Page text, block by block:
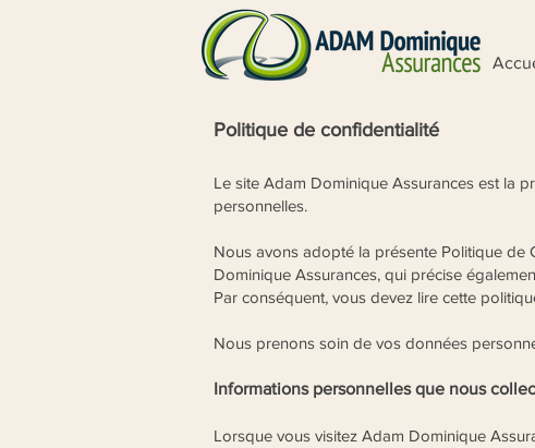
Politique de confidentialité
Le site Adam Dominique Assurances est la
personnelles.
Nous avons adopté la présente Politique de
Dominique Assurances, qui précise
Par conséquent, vous devez lire cette
Nous prenons soin de vos données
Informations personnelles que nous
Lorsque vous visitez Adam Dominique